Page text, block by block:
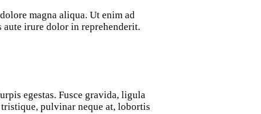
magna aliqua. Ut enim ad
irure dolor in reprehenderit.
egestas. Fusce gravida, ligula
pulvinar neque at, lobortis